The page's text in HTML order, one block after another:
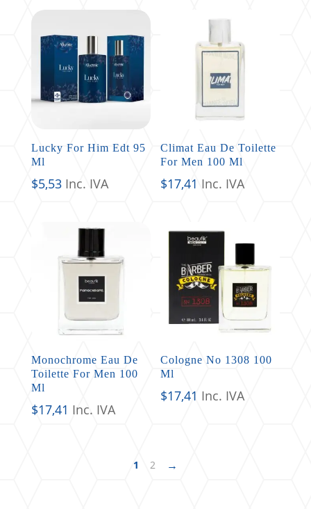
Lucky For Him Edt 95
Ml
$5,53 Inc. IVA
Climat Eau De Toilette
For Men 100 Ml
$17,41 Inc. IVA
Monochrome Eau De
Toilette For Men 100
Ml
$17,41 Inc. IVA
Cologne No 1308 100
Ml
$17,41 Inc. IVA
1 2 →